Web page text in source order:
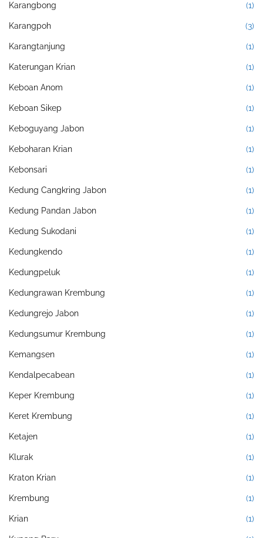
Karangbong (1)
Karangpoh (3)
Karangtanjung (1)
Katerungan Krian (1)
Keboan Anom (1)
Keboan Sikep (1)
Keboguyang Jabon (1)
Keboharan Krian (1)
Kebonsari (1)
Kedung Cangkring Jabon (1)
Kedung Pandan Jabon (1)
Kedung Sukodani (1)
Kedungkendo (1)
Kedungpeluk (1)
Kedungrawan Krembung (1)
Kedungrejo Jabon (1)
Kedungsumur Krembung (1)
Kemangsen (1)
Kendalpecabean (1)
Keper Krembung (1)
Keret Krembung (1)
Ketajen (1)
Klurak (1)
Kraton Krian (1)
Krembung (1)
Krian (1)